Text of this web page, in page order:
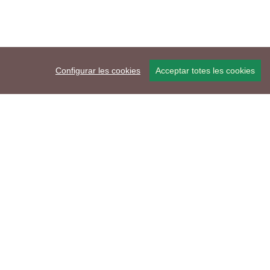
Configurar les cookies Acceptar totes les cookies